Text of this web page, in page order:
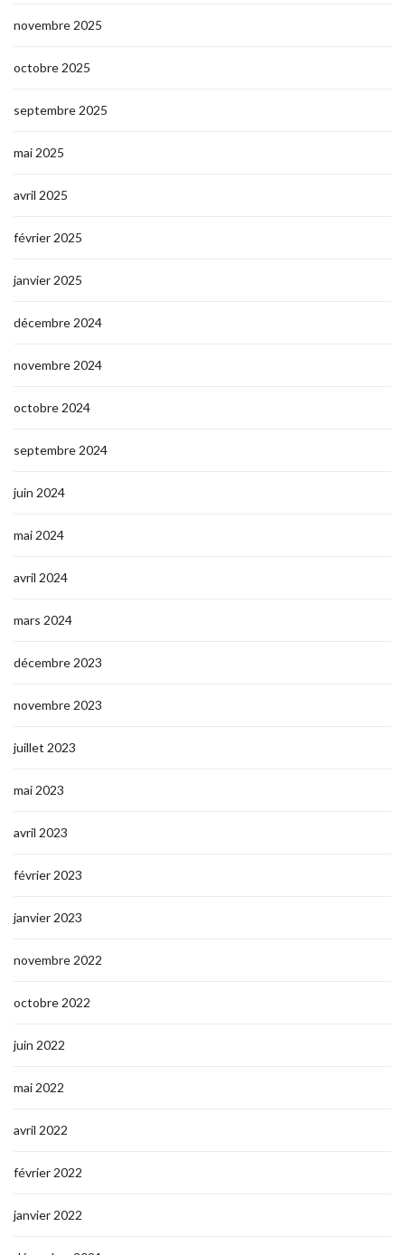
novembre 2025
octobre 2025
septembre 2025
mai 2025
avril 2025
février 2025
janvier 2025
décembre 2024
novembre 2024
octobre 2024
septembre 2024
juin 2024
mai 2024
avril 2024
mars 2024
décembre 2023
novembre 2023
juillet 2023
mai 2023
avril 2023
février 2023
janvier 2023
novembre 2022
octobre 2022
juin 2022
mai 2022
avril 2022
février 2022
janvier 2022